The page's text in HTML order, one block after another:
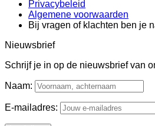
Privacybeleid
Algemene voorwaarden
Bij vragen of klachten ben je
Nieuwsbrief
Schrijf je in op de nieuwsbrief van
Naam:
E-mailadres: